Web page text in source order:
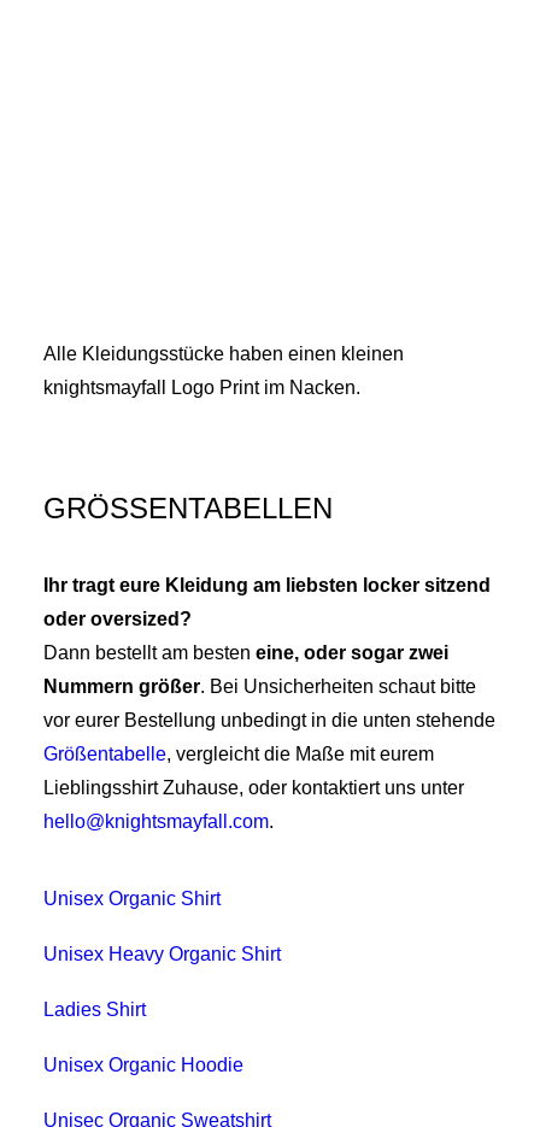
Alle Kleidungsstücke haben einen kleinen
knightsmayfall Logo Print im Nacken.
GRÖSSENTABELLEN
Ihr tragt eure Kleidung am liebsten locker sitzend
oder oversized?
Dann bestellt am besten eine, oder sogar zwei
Nummern größer. Bei Unsicherheiten schaut bitte
vor eurer Bestellung unbedingt in die unten stehende
Größentabelle, vergleicht die Maße mit eurem
Lieblingsshirt Zuhause, oder kontaktiert uns unter
hello@knightsmayfall.com.
Unisex Organic Shirt
Unisex Heavy Organic Shirt
Ladies Shirt
Unisex Organic Hoodie
Unisec Organic Sweatshirt